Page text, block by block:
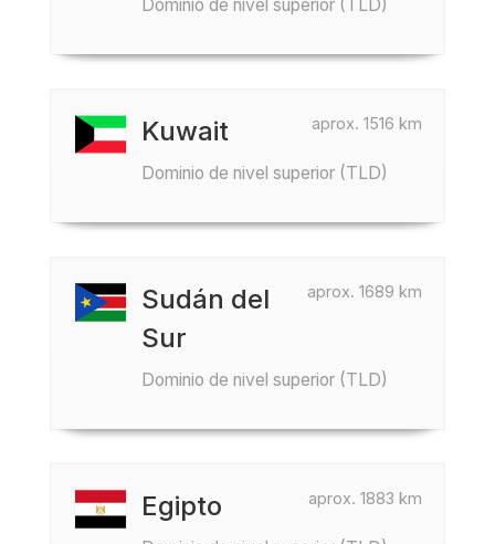
Dominio de nivel superior (TLD)
aprox. 1516 km
Kuwait
Dominio de nivel superior (TLD)
aprox. 1689 km
Sudán del
Sur
Dominio de nivel superior (TLD)
aprox. 1883 km
Egipto